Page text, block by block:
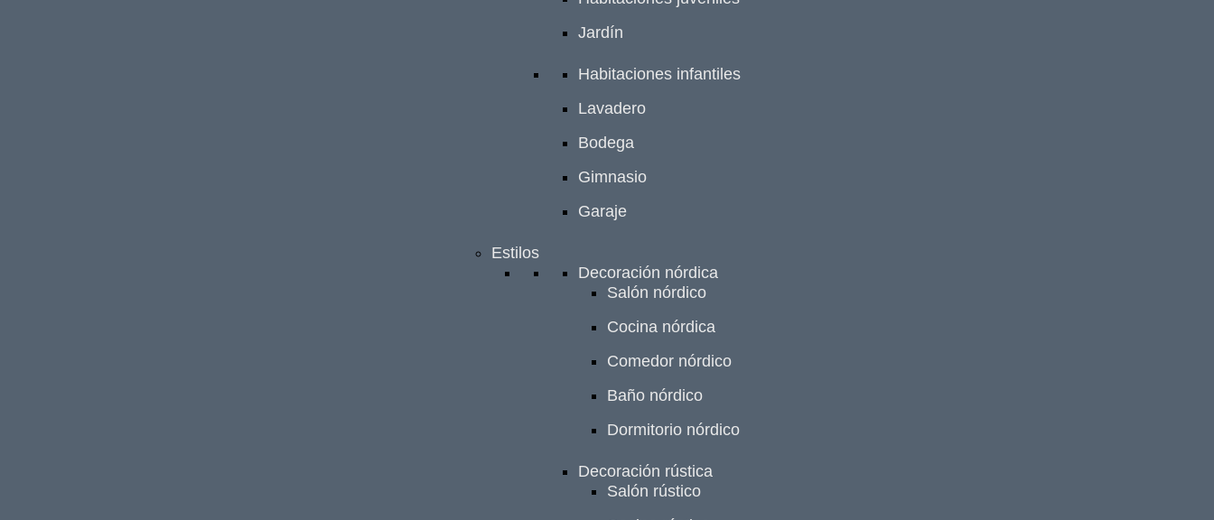
Jardín
Habitaciones infantiles
Lavadero
Bodega
Gimnasio
Garaje
Estilos
Decoración nórdica
Salón nórdico
Cocina nórdica
Comedor nórdico
Baño nórdico
Dormitorio nórdico
Decoración rústica
Salón rústico